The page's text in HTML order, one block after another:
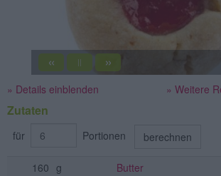
« || »
» Details einblenden » Weitere
Zutaten
für Portionen berechnen
160 g
Butter